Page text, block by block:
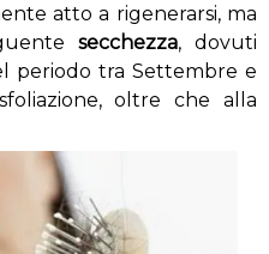
atto a rigenerarsi, ma
secchezza, dovuti
periodo tra Settembre e
oltre che alla